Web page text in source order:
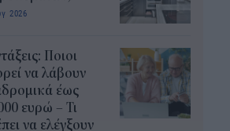
2026
Ποιοι
να λάβουν
έως
ευρώ – Τι
να ελέγξουν